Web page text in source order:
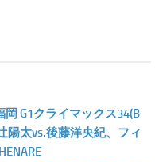
G1クライマックス34(B
陽太vs.後藤洋央紀、フィ